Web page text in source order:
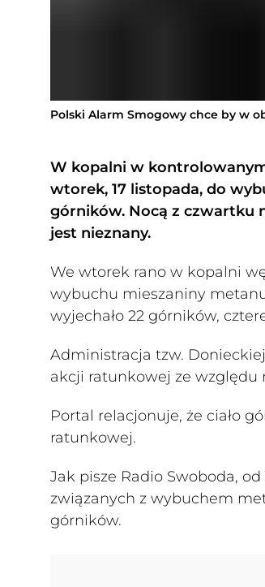
Polski Alarm Smogowy chce by w
W kopalni w
wtorek, 17 listopada, do
górników. Nocą z czwartku
jest nieznany.
We wtorek rano w kopalni
wybuchu mieszaniny
wyjechało 22 górników,
Administracja tzw.
akcji ratunkowej ze względu
Portal relacjonuje, że ciało
ratunkowej.
Jak pisze Radio Swoboda,
związanych z wybuchem
górników.